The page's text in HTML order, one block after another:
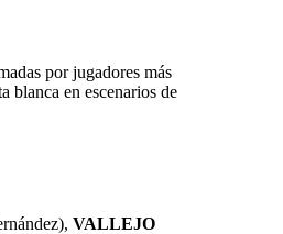
por jugadores más
blanca en escenarios de
, VALLEJO